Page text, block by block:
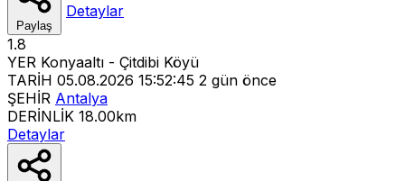
Paylaş
Detaylar
1.8
YER Konyaaltı - Çitdibi Köyü
TARİH 05.08.2026 15:52:45 2 gün önce
ŞEHİR Antalya
DERİNLİK 18.00km
Detaylar